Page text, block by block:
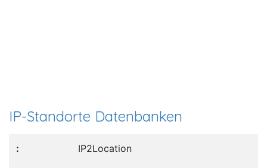
IP-Standorte Datenbanken
IP2Location